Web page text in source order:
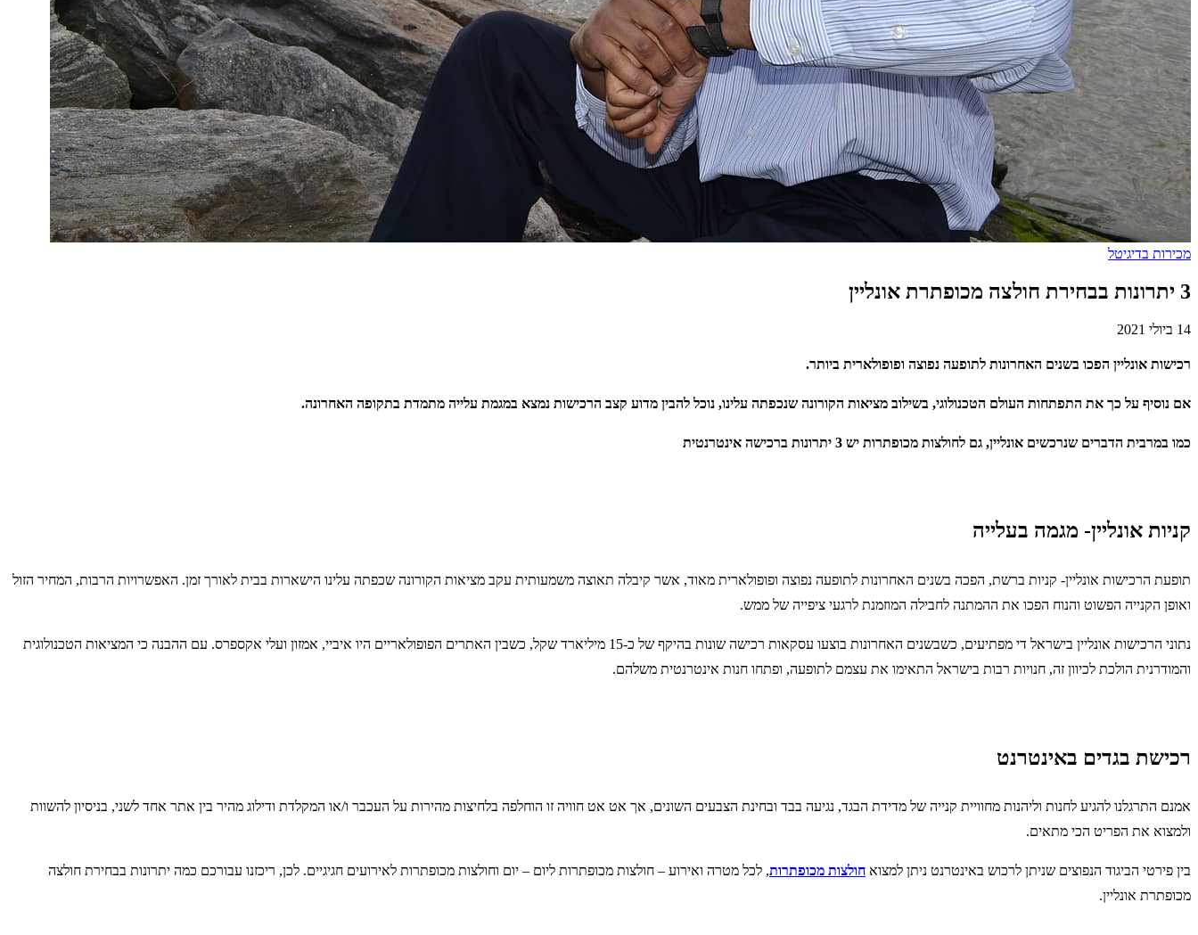
מכירות בדיגיטל
3 יתרונות בבחירת חולצה מכופתרת אונליין
14 ביולי 2021
רכישות אונליין הפכו בשנים האחרונות לתופעה נפוצה ופופולארית ביותר.
אם נוסיף על כך את התפתחות העולם הטכנולוגי, בשילוב מציאות הקורונה שנכפתה עלינו, נוכל להבין מדוע קצב הרכישות נמצא במגמת עלייה מתמדת בתקופה האחרונה.
כמו במרבית הדברים שנרכשים אונליין, גם לחולצות מכופתרות יש 3 יתרונות ברכישה אינטרנטית
קניות אונליין- מגמה בעלייה
תופעת הרכישות אונליין- קניות ברשת, הפכה בשנים האחרונות לתופעה נפוצה ופופולארית מאוד, אשר קיבלה תאוצה משמעותית עקב מציאות הקורונה שכפתה עלינו הישארות בבית לאורך זמן. האפשרויות הרבות, המחיר הזול
ואופן הקנייה הפשוט והנוח הפכו את ההמתנה לחבילה המוזמנת לרגעי ציפייה של ממש.
נתוני הרכישות אונליין בישראל די מפתיעים, כשבשנים האחרונות בוצעו עסקאות רכישה שונות בהיקף של כ-15 מיליארד שקל, כשבין האתרים הפופולאריים היו איביי, אמזון ועלי אקספרס. עם ההבנה כי המציאות הטכנולוגית
והמודרנית הולכת לכיוון זה, חנויות רבות בישראל התאימו את עצמם לתופעה, ופתחו חנות אינטרנטית משלהם.
רכישת בגדים באינטרנט
אמנם התרגלנו להגיע לחנות וליהנות מחוויית קנייה של מדידת הבגד, נגיעה בבד ובחינת הצבעים השונים, אך אט אט חוויה זו הוחלפה בלחיצות מהירות על העכבר ו/או המקלדת ודילוג מהיר בין אתר אחד לשני, בניסיון להשוות
ולמצוא את הפריט הכי מתאים.
בין פירטי הביגוד הנפוצים שניתן לרכוש באינטרנט ניתן למצוא חולצות מכופתרות, לכל מטרה ואירוע – חולצות מכופתרות ליום – יום וחולצות מכופתרות לאירועים חגיגיים. לכן, ריכזנו עבורכם כמה יתרונות בבחירת חולצה
מכופתרת אונליין.